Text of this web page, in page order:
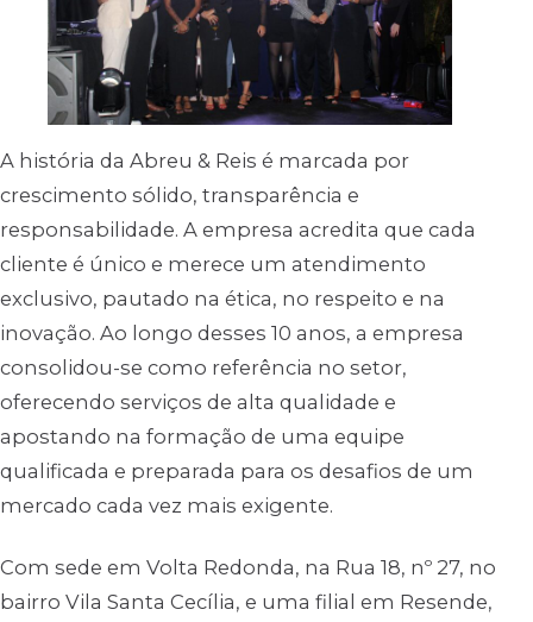
A história da Abreu & Reis é marcada por
crescimento sólido, transparência e
responsabilidade. A empresa acredita que cada
cliente é único e merece um atendimento
exclusivo, pautado na ética, no respeito e na
inovação. Ao longo desses 10 anos, a empresa
consolidou-se como referência no setor,
oferecendo serviços de alta qualidade e
apostando na formação de uma equipe
qualificada e preparada para os desafios de um
mercado cada vez mais exigente.
Com sede em Volta Redonda, na Rua 18, nº 27, no
bairro Vila Santa Cecília, e uma filial em Resende,